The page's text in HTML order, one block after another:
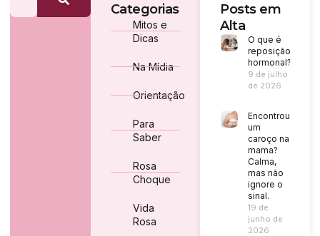
Categorias
Mitos e
Dicas
Na Mídia
Orientação
Para
Saber
Rosa
Choque
Vida
Rosa
Posts em
Alta
O que é
reposição
hormonal?
9 de julho
de 2026
Encontrou
um
caroço na
mama?
Calma,
mas não
ignore o
sinal.
19 de
junho de
2026